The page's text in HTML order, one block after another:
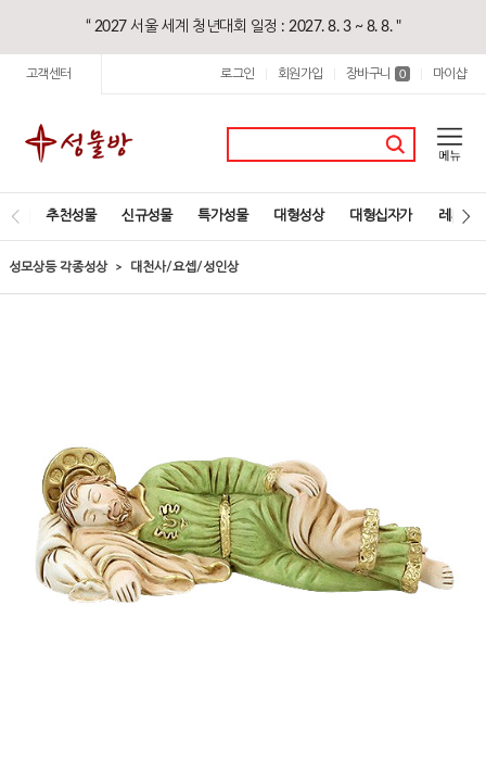
“ 2027 서울 세계 청년대회 일정 : 2027. 8. 3 ~ 8. 8. "
고객센터 로그인 회원가입 장바구니 0 마이샵
추천성물 신규성물 특가성물 대형성상 대형십자가 레지오
성모상등 각종성상 대천사/요셉/성인상